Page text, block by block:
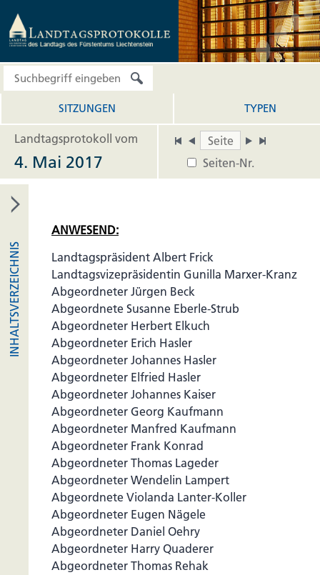
SITZUNGEN TYPEN
Landtagsprotokoll vom
Seiten-Nr.
4. Mai 2017
INHALTSVERZEICHNIS
ANWESEND:
Landtagspräsident Albert Frick
Landtagsvizepräsidentin Gunilla Marxer-Kranz
Abgeordneter Jürgen Beck
Abgeordnete Susanne Eberle-Strub
Abgeordneter Herbert Elkuch
Abgeordneter Erich Hasler
Abgeordneter Johannes Hasler
Abgeordneter Elfried Hasler
Abgeordneter Johannes Kaiser
Abgeordneter Georg Kaufmann
Abgeordneter Manfred Kaufmann
Abgeordneter Frank Konrad
Abgeordneter Thomas Lageder
Abgeordneter Wendelin Lampert
Abgeordnete Violanda Lanter-Koller
Abgeordneter Eugen Nägele
Abgeordneter Daniel Oehry
Abgeordneter Harry Quaderer
Abgeordneter Thomas Rehak